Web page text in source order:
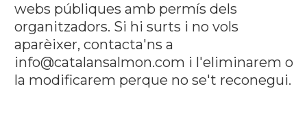
webs públiques amb permís dels
organitzadors. Si hi surts i no vols
aparèixer, contacta'ns a
info@catalansalmon.com i l'eliminarem o
la modificarem perque no se't reconegui.